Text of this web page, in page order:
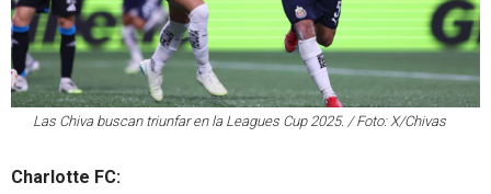
Las Chiva buscan triunfar en la Leagues Cup 2025. / Foto: X/Chivas
Charlotte FC: